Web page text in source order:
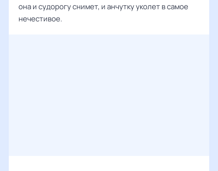
она и судорогу снимет, и анчутку уколет в самое
нечестивое.